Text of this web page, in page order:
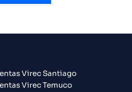
Virec Santiago
Virec Temuco